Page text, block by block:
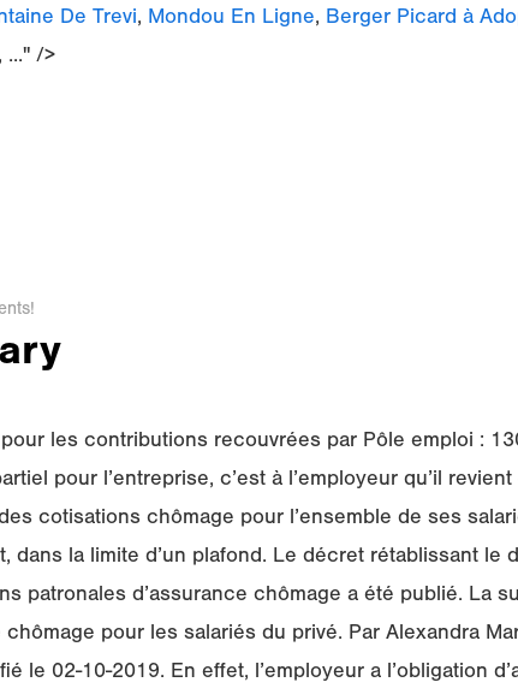
De Trevi, Mondou En Ligne, Berger Picard à
, ..." />
les contributions recouvrées par Pôle emploi :
pour l’entreprise, c’est à l’employeur qu’il
cotisations chômage pour l’ensemble de ses
dans la limite d’un plafond. Le décret rétablissant le
patronales d’assurance chômage a été publié. La
chômage pour les salariés du privé. Par Alexandra
le 02-10-2019. En effet, l’employeur a l’obligation